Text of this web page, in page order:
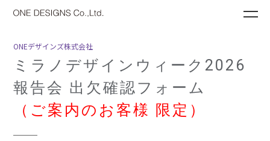
ONEデザインズ株式会社
ミラノデザインウィーク2026
報告会 出欠確認フォーム
（ご案内のお客様 限定）